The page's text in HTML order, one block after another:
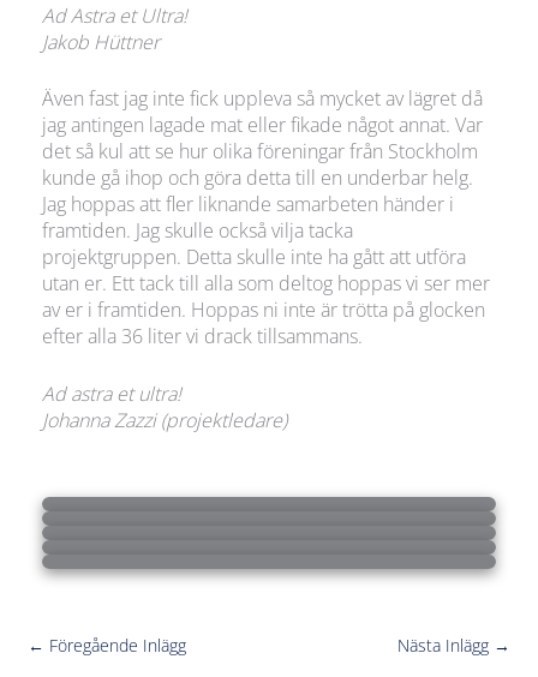
Ad Astra et Ultra!
Jakob Hüttner
Även fast jag inte fick uppleva så mycket av lägret då
jag antingen lagade mat eller fikade något annat. Var
det så kul att se hur olika föreningar från Stockholm
kunde gå ihop och göra detta till en underbar helg.
Jag hoppas att fler liknande samarbeten händer i
framtiden. Jag skulle också vilja tacka
projektgruppen. Detta skulle inte ha gått att utföra
utan er. Ett tack till alla som deltog hoppas vi ser mer
av er i framtiden. Hoppas ni inte är trötta på glocken
efter alla 36 liter vi drack tillsammans.
Ad astra et ultra!
Johanna Zazzi (projektledare)
← Föregående Inlägg Nästa Inlägg →